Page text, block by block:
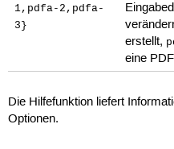
1,pdfa-2,pdfa-
3}
erstellt,
eine
Die Hilfefunktion liefert
Optionen.